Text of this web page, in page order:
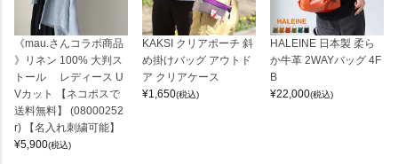
《mau.さんコラボ商品
》リネン 100% 大判ス
トール レディース U
Vカット 【ネコポスで
送料無料】 (08000252
r) 【名入れ刺繍可能】
¥5,900(税込)
KAKSI クリアポーチ 斜
め掛けバッグ アウトド
ア クリアケース
¥1,650(税込)
HALEINE 日本製 柔ら
か牛革 2WAYバッグ 4F
B
¥22,000(税込)